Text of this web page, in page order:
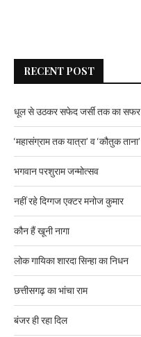
RECENT POST
धूल से उठकर सफेद जर्सी तक का सफर
‘महासंग्राम तक यात्रा’ व ‘कौतुक ताना’
भगवान परशुराम जन्मोत्सव
नहीं रहे दिग्गज एक्टर मनोज कुमार
कौन हैं खूनी नागा
लोक गायिका शारदा सिन्हा का निधन
छत्तीसगढ़ का भांचा राम
बंजर ही रहा दिल